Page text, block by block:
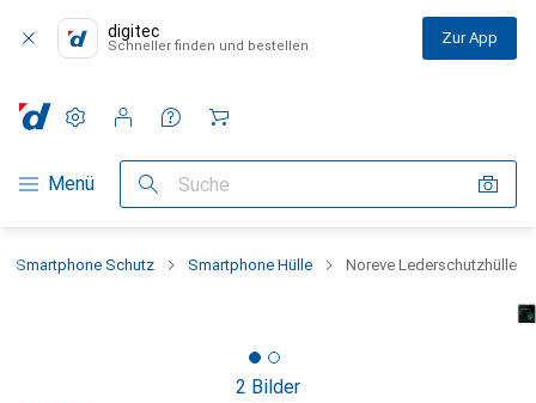
digitec
Schneller finden und bestellen Zur App
Navigation nach Kategorien
Menü Suche
Einstellungen
Kundenkonto
Vergleichslisten
Merklisten
Warenkorb
Smartphone Schutz Smartphone Hülle Noreve Lederschutzhülle
2 Bilder